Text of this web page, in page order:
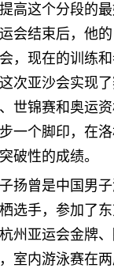
高这个分段的
会结束后，他
，现在的训练
次亚沙会实现
世锦赛和奥运
一个脚印，在
破性的成绩。
扬曾是中国男
选手，参加了
州亚运会金牌
室内游泳赛在